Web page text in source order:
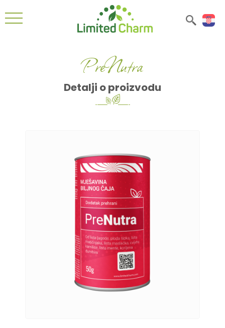
PreNutra
Detalji o proizvodu